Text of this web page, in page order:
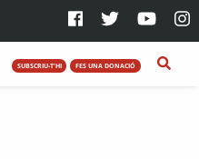
SUBSCRIU-T'HI FES UNA DONACIÓ